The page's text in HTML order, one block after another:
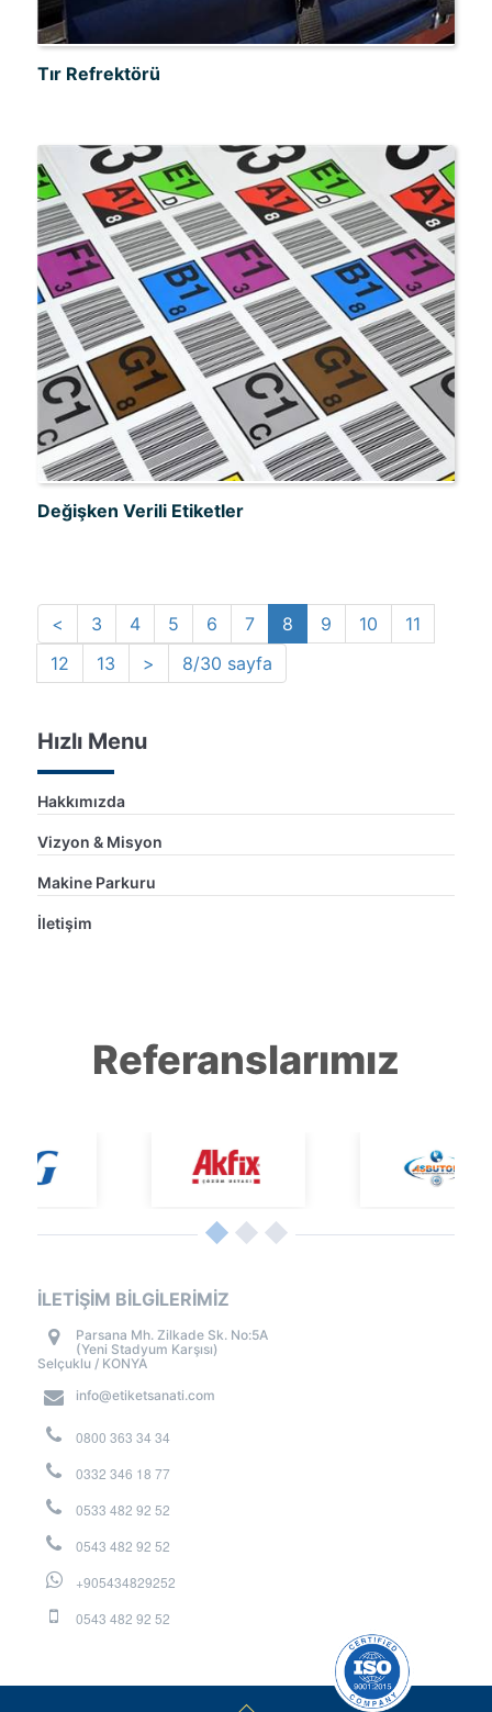
Tır Refrektörü
Değişken Verili Etiketler
< 3 4 5 6 7 8 9 10
11
12
13 > 8/30 sayfa
Hızlı Menu
Hakkımızda
Vizyon & Misyon
Makine Parkuru
İletişim
Referanslarımız
İLETİŞİM BİLGİLERİMİZ
Parsana Mh. Zilkade Sk. No:5A
(Yeni Stadyum Karşısı)
Selçuklu / KONYA
info@etiketsanati.com
0800 363 34 34
0332 346 18 77
0533 482 92 52
0543 482 92 52
+905434829252
0543 482 92 52